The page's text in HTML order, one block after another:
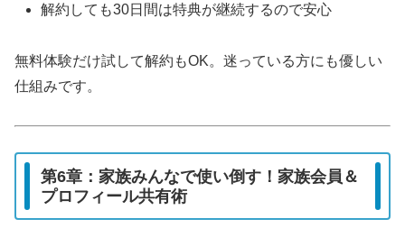
解約しても30日間は特典が継続するので安心
無料体験だけ試して解約もOK。迷っている方にも優しい
仕組みです。
第6章：家族みんなで使い倒す！家族会員＆
プロフィール共有術